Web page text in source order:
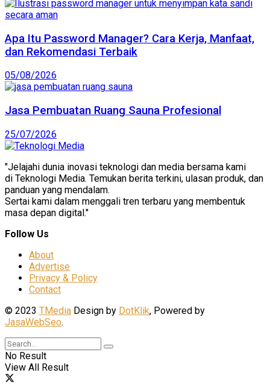
Apa Itu Password Manager? Cara Kerja, Manfaat,
dan Rekomendasi Terbaik
05/08/2026
Jasa Pembuatan Ruang Sauna Profesional
25/07/2026
"Jelajahi dunia inovasi teknologi dan media bersama kami
di Teknologi Media. Temukan berita terkini, ulasan produk, dan
panduan yang mendalam.
Sertai kami dalam menggali tren terbaru yang membentuk
masa depan digital."
Follow Us
About
Advertise
Privacy & Policy
Contact
© 2023 TMedia Design by DotKlik, Powered by
JasaWebSeo.
No Result
View All Result